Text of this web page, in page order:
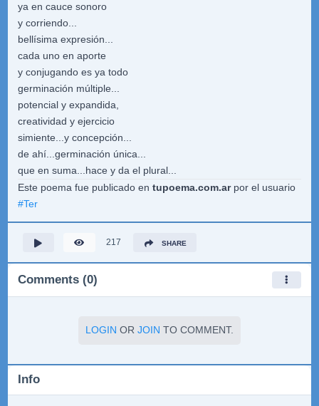
ya en cauce sonoro
y corriendo...
bellísima expresión...
cada uno en aporte
y conjugando es ya todo
germinación múltiple...
potencial y expandida,
creatividad y ejercicio
simiente...y concepción...
de ahí...germinación única...
que en suma...hace y da el plural...
Este poema fue publicado en tupoema.com.arpor el usuario
#Ter
217 SHARE
Comments (0)
LOGIN OR JOIN TO COMMENT.
Info